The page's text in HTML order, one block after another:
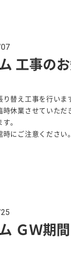
工事の
替え工事を行いま
休業させていただ
。
にご注意ください。
ＧＷ期